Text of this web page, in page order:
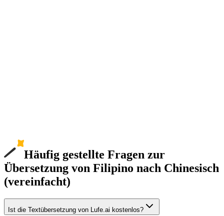
Häufig gestellte Fragen zur
Übersetzung von Filipino nach Chinesisch
(vereinfacht)
Ist die Textübersetzung von Lufe.ai kostenlos?